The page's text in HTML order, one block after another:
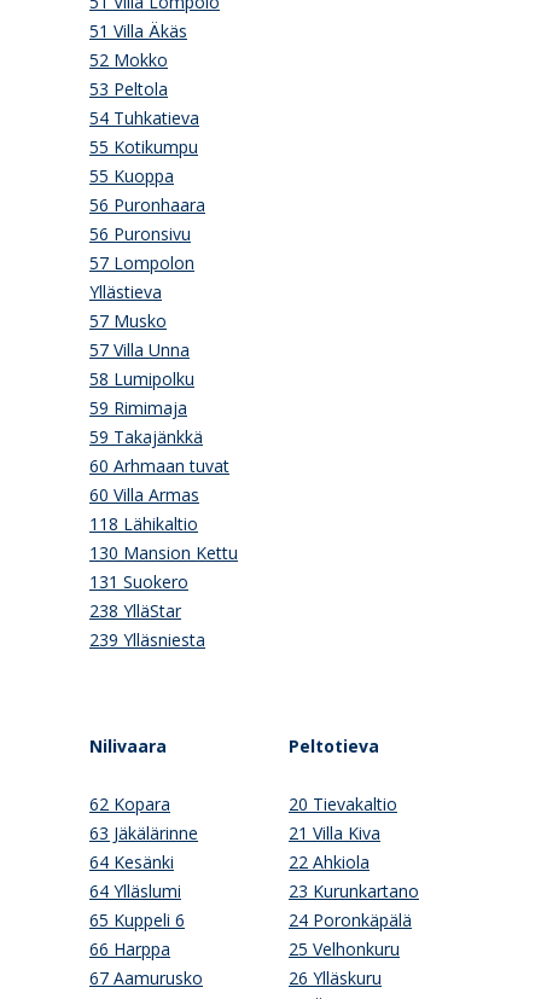
51 Villa Äkäs
52 Mokko
53 Peltola
54 Tuhkatieva
55 Kotikumpu
55 Kuoppa
56 Puronhaara
56 Puronsivu
57 Lompolon
Yllästieva
57 Musko
57 Villa Unna
58 Lumipolku
59 Rimimaja
59 Takajänkkä
60 Arhmaan tuvat
60 Villa Armas
118 Lähikaltio
130 Mansion Kettu
131 Suokero
238 YlläStar
239 Ylläsniesta
Nilivaara
62 Kopara
63 Jäkälärinne
64 Kesänki
64 Ylläslumi
65 Kuppeli 6
66 Harppa
67 Aamurusko
Peltotieva
20 Tievakaltio
21 Villa Kiva
22 Ahkiola
23 Kurunkartano
24 Poronkäpälä
25 Velhonkuru
26 Ylläskuru